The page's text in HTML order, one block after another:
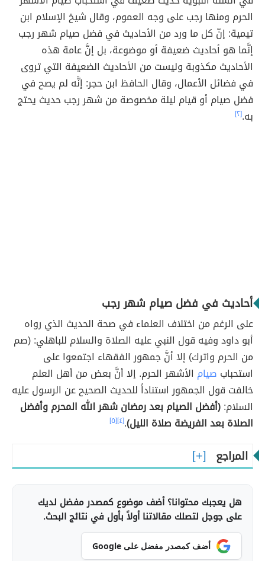
الحرم ومنها رجب على وجه العموم، وقال شيخ الإسلام ابن
تيمية: إنّ كل ما ورد من الأحاديث في فضل صيام شهر رجب
إنَّما هو أحاديث ضعيفة أو موضوعة، بل إنَّ عامة هذه
الأحاديث مكذوبة وليست من الأحاديث الضعيفة التي تروى
في فضائل الأعمال، وقال الحافظ ابن حجر: إنَّه لم يصح في
فضل صيام أو قيام ليلة مخصوصة من شهر رجب حديث يحتج
به.[٢]
أحاديث في فضل صيام شهر رجب
على الرغم من اختلاف العلماء في صحة الحديث الذي رواه
أبو داود وفيه قول النبي عليه الصلاة والسلام للباهلي: (صم
من الحرم واترك) إلا أنَّ جمهور الفقهاء اجتمعوا على
استحباب صيام الأشهر الحرم. إلا أنَّ بعض من أهل العلم
خالفت قول الجمهور استناداً للحديث الصحيح عن الرسول عليه
السلام:(أفضل الصيام بعد رمضان شهر الله المحرم وأفضل
الصلاة بعد الفريضة صلاة الليل).[٤] [٥]
المراجع
هل يعجبك محتوانا؟ أضف موضوع كمصدر مفضل لديك
على جوجل لتصلك مقالاتنا أولاً بأول في نتائج البحث.
أضف كمصدر مفضل على Google